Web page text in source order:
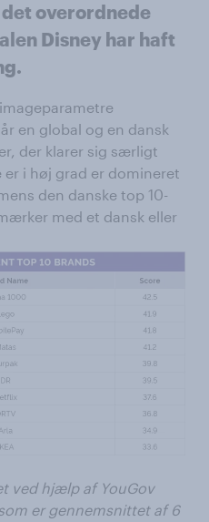
overordnede
Disney har haft
en global og en dansk
der klarer sig særligt
i høj grad er domineret
den danske top 10-
med et dansk eller
ved hjælp af YouGov
er gennemsnittet af 6